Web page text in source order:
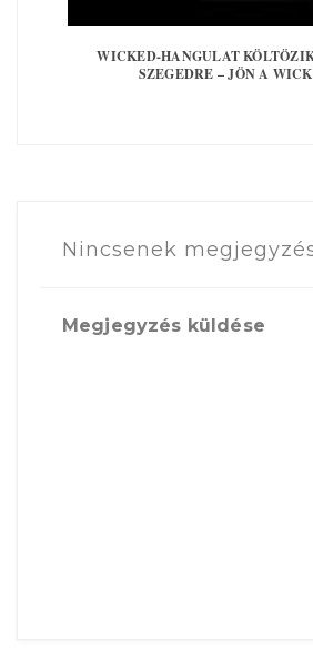
WICKED-HANGULAT
SZEGEDRE – JÖN A
Nincsenek
Megjegyzés küldése